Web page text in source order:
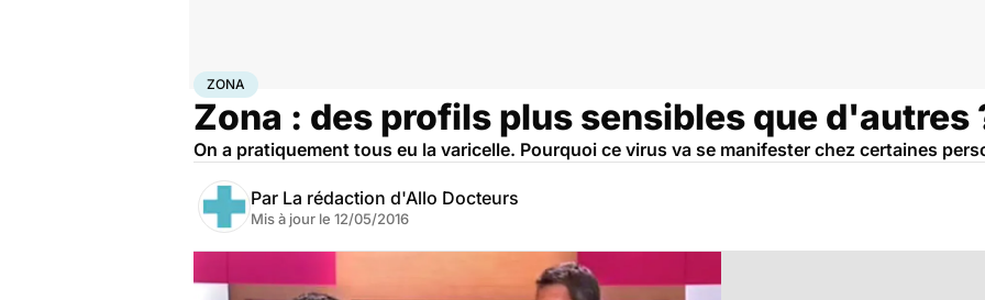
AccueilSanté
ZONA
Zona : des profils plus sensibles que d'autres
On a pratiquement tous eu la varicelle. Pourquoi ce virus va se manifester chez certaines
Par La rédaction d'Allo Docteurs
Mis à jour le 12/05/2016